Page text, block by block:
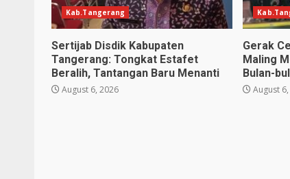
Kab.Tangerang
Sertijab Disdik Kabupaten
Tangerang: Tongkat Estafet
Beralih, Tantangan Baru Menanti
August 6, 2026
Gerak
Maling
Bulan-
August